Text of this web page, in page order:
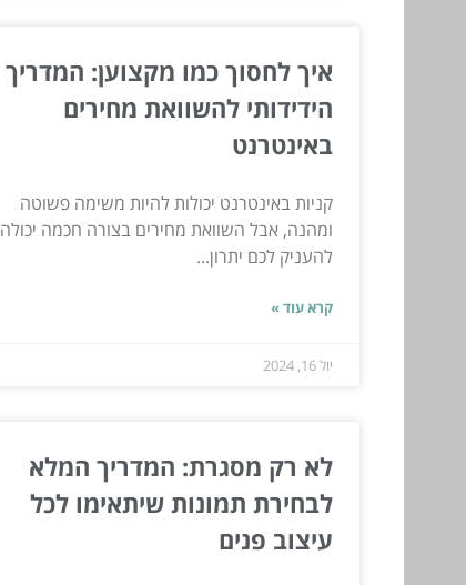
איך לחסוך כמו מקצוען: המדריך
הידידותי להשוואת מחירים
באינטרנט
קניות באינטרנט יכולות להיות משימה פשוטה
ומהנה, אבל השוואת מחירים בצורה חכמה יכולה
להעניק לכם יתרון...
קרא עוד »
יול 16, 2024
לא רק מסגרת: המדריך המלא
לבחירת תמונות שיתאימו לכל
עיצוב פנים